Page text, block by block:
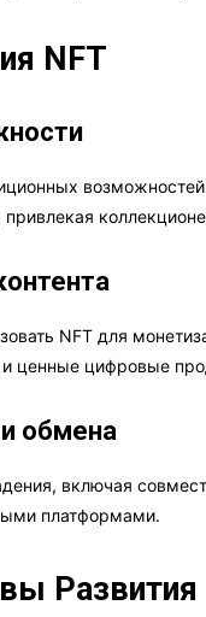
NFT
NFT для
и ценные цифровые
обмена
включая
платформами.
Развития